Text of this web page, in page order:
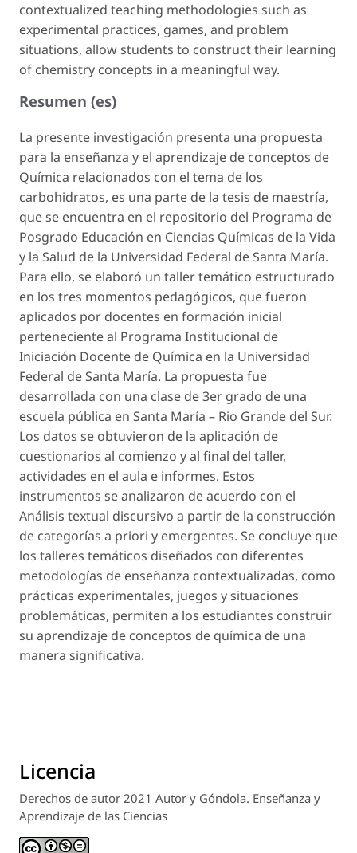
contextualized teaching methodologies such as
experimental practices, games, and problem
situations, allow students to construct their learning
of chemistry concepts in a meaningful way.
Resumen (es)
La presente investigación presenta una propuesta
para la enseñanza y el aprendizaje de conceptos de
Química relacionados con el tema de los
carbohidratos, es una parte de la tesis de maestría,
que se encuentra en el repositorio del Programa de
Posgrado Educación en Ciencias Químicas de la Vida
y la Salud de la Universidad Federal de Santa María.
Para ello, se elaboró un taller temático estructurado
en los tres momentos pedagógicos, que fueron
aplicados por docentes en formación inicial
perteneciente al Programa Institucional de
Iniciación Docente de Química en la Universidad
Federal de Santa María. La propuesta fue
desarrollada con una clase de 3er grado de una
escuela pública en Santa María – Rio Grande del Sur.
Los datos se obtuvieron de la aplicación de
cuestionarios al comienzo y al final del taller,
actividades en el aula e informes. Estos
instrumentos se analizaron de acuerdo con el
Análisis textual discursivo a partir de la construcción
de categorías a priori y emergentes. Se concluye que
los talleres temáticos diseñados con diferentes
metodologías de enseñanza contextualizadas, como
prácticas experimentales, juegos y situaciones
problemáticas, permiten a los estudiantes construir
su aprendizaje de conceptos de química de una
manera significativa.
Licencia
Derechos de autor 2021 Autor y Góndola. Enseñanza y
Aprendizaje de las Ciencias